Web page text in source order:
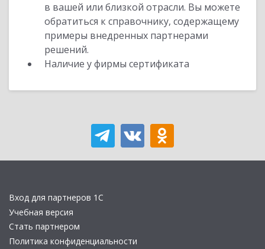
в вашей или близкой отрасли. Вы можете
обратиться к справочнику, содержащему
примеры внедренных партнерами
решений.
Наличие у фирмы сертификата
Вход для партнеров 1С
Учебная версия
Стать партнером
Политика конфиденциальности